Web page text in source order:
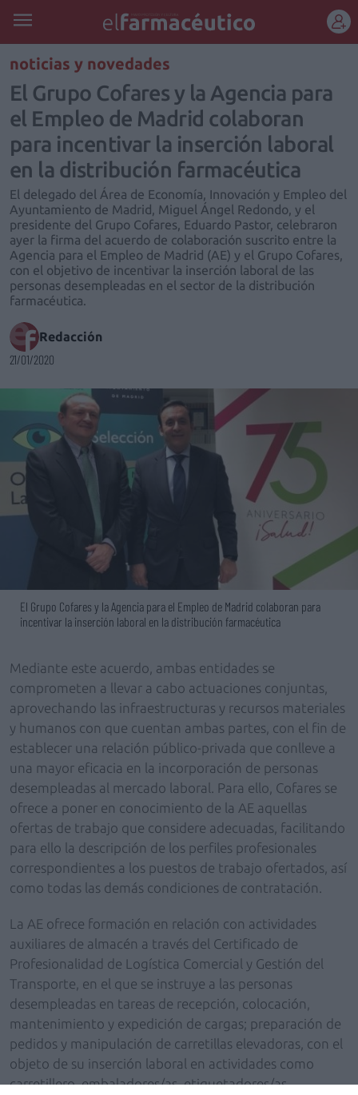
REGÍSTRATE
noticias y novedades
El Grupo Cofares y la Agencia para
el Empleo de Madrid colaboran
para incentivar la inserción laboral
en la distribución farmacéutica
El delegado del Área de Economía, Innovación y Empleo del
Ayuntamiento de Madrid, Miguel Ángel Redondo, y el
presidente del Grupo Cofares, Eduardo Pastor, celebraron
ayer la firma del acuerdo de colaboración suscrito entre la
Agencia para el Empleo de Madrid (AE) y el Grupo Cofares,
con el objetivo de incentivar la inserción laboral de las
personas desempleadas en el sector de la distribución
farmacéutica.
Redacción
21/01/2020
El Grupo Cofares y la Agencia para el Empleo de Madrid colaboran para
incentivar la inserción laboral en la distribución farmacéutica
Mediante este acuerdo, ambas entidades se
comprometen a llevar a cabo actuaciones conjuntas,
aprovechando las infraestructuras y recursos materiales
y humanos con que cuentan ambas partes, con el fin de
establecer una relación público-privada que conlleve a
una mayor eficacia en la incorporación de personas
desempleadas al mercado laboral. Para ello, Cofares se
ofrece a poner en conocimiento de la AE aquellas
ofertas de trabajo que considere adecuadas, facilitando
para ello la descripción de los perfiles profesionales
correspondientes a los puestos de trabajo ofertados, así
como todas las demás condiciones de contratación.
La AE ofrece formación en relación con actividades
auxiliares de almacén a través del Certificado de
Profesionalidad de Logística Comercial y Gestión del
Transporte, en el que se instruye a las personas
desempleadas en tareas de recepción, colocación,
mantenimiento y expedición de cargas; preparación de
pedidos y manipulación de carretillas elevadoras, con el
objeto de su inserción laboral en actividades como
carretillero, embaladores/as, etiquetadores/as,